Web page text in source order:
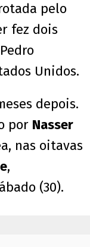
pelo
fez dois
Unidos.
depois.
por Nasser
nas oitavas
,
(30).